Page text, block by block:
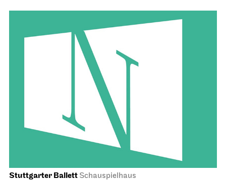
Stuttgarter Ballett Schauspielhaus